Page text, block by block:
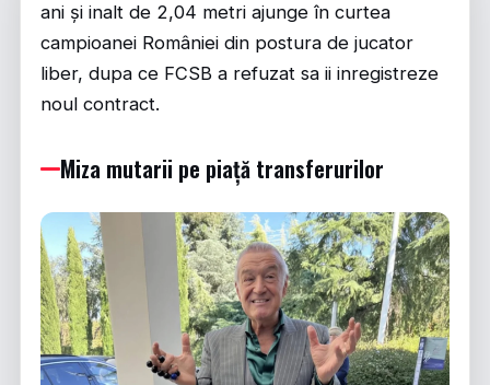
ani și inalt de 2,04 metri ajunge în curtea
campioanei României din postura de jucator
liber, dupa ce FCSB a refuzat sa ii inregistreze
noul contract.
Miza mutarii pe piață transferurilor